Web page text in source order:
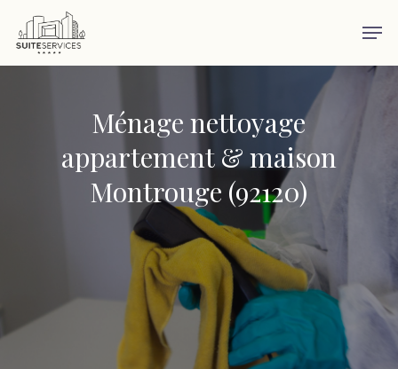
Skip
main
Ménage nettoyage
appartement & maison
Montrouge (92120)